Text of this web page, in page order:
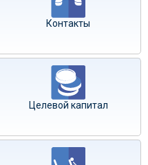
Контакты
Целевой капитал